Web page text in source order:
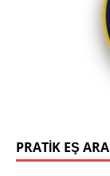
PRATİK EŞ ARA